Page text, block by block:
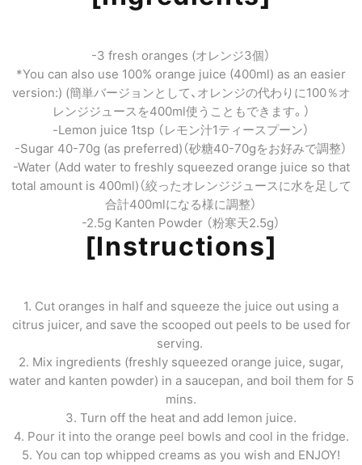
-3 fresh oranges (オレンジ3個）
*You can also use 100% orange juice (400ml) as an easier
version:) (簡単バージョンとして、オレンジの代わりに100％オ
レンジジュースを400ml使うこともできます。）
-Lemon juice 1tsp （レモン汁1ティースプーン）
-Sugar 40-70g (as preferred)（砂糖40-70gをお好みで調整）
-Water (Add water to freshly squeezed orange juice so that
total amount is 400ml)（絞ったオレンジジュースに水を足して
合計400mlになる様に調整）
-2.5g Kanten Powder （粉寒天2.5g）
[Instructions]
1. Cut oranges in half and squeeze the juice out using a
citrus juicer, and save the scooped out peels to be used for
serving.
2. Mix ingredients (freshly squeezed orange juice, sugar,
water and kanten powder) in a saucepan, and boil them for 5
mins.
3. Turn off the heat and add lemon juice.
4. Pour it into the orange peel bowls and cool in the fridge.
5. You can top whipped creams as you wish and ENJOY!